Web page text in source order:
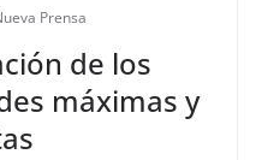
Prensa
de los
máximas y